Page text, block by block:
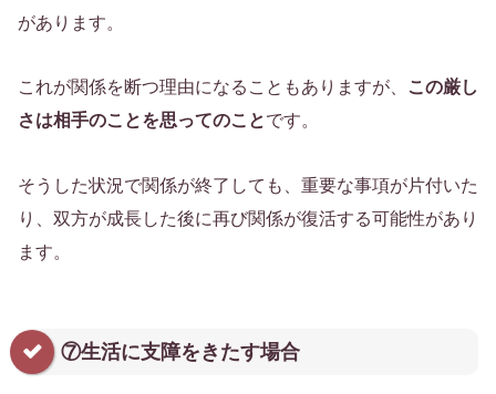
があります。
これが関係を断つ理由になることもありますが、
この厳し
さは相手のことを思ってのことです。
そうした状況で関係が終了しても、重要な事項が片付いた
り、双方が成長した後に再び関係が復活する可能性があり
ます。
⑦生活に支障をきたす場合